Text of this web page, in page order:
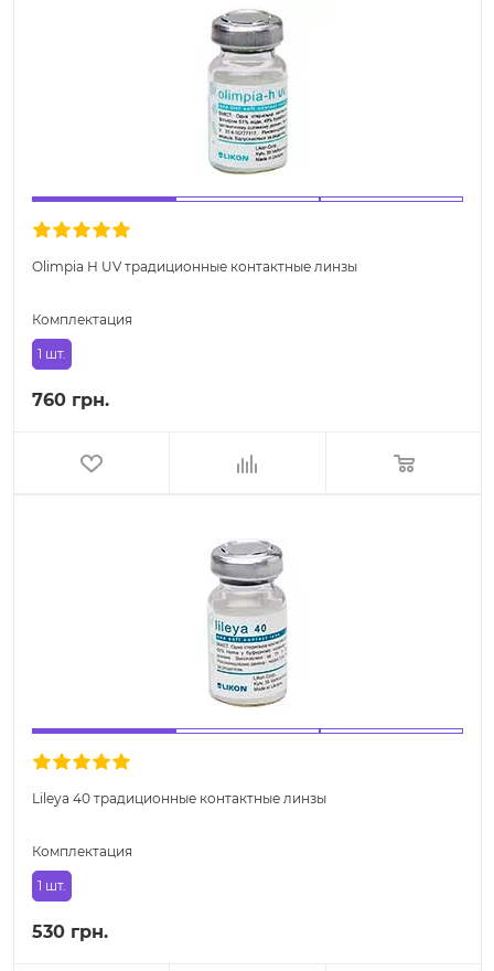
Olimpia H UV традиционные контактные линзы
Комплектация
1 шт.
760 грн.
Lileya 40 традиционные контактные линзы
Комплектация
1 шт.
530 грн.